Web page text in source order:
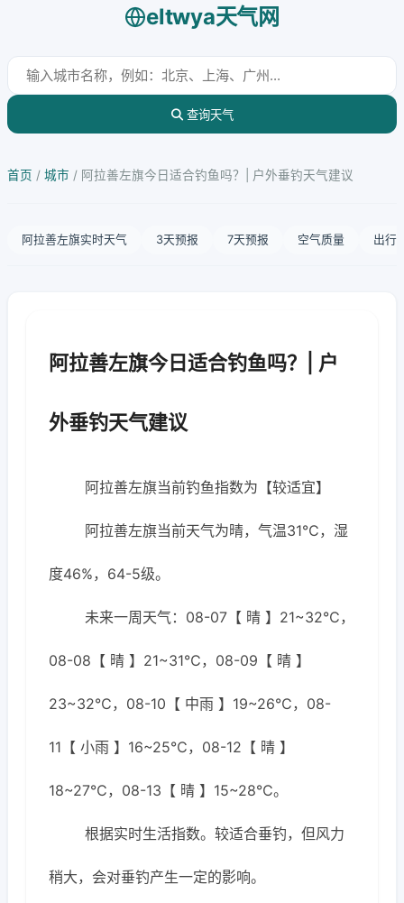
eltwya天气网
查询天气
首页 / 城市 / 阿拉善左旗今日适合钓鱼吗？| 户外垂钓天气建议
阿拉善左旗实时天气 3天预报 7天预报 空气质量 出行
阿拉善左旗今日适合钓鱼吗？| 户
外垂钓天气建议
阿拉善左旗当前钓鱼指数为【较适宜】
阿拉善左旗当前天气为晴，气温31℃，湿
度46%，64-5级。
未来一周天气：08-07【 晴 】21~32℃，
08-08【 晴 】21~31℃，08-09【 晴 】
23~32℃，08-10【 中雨 】19~26℃，08-
11【 小雨 】16~25℃，08-12【 晴 】
18~27℃，08-13【 晴 】15~28℃。
根据实时生活指数。较适合垂钓，但风力
稍大，会对垂钓产生一定的影响。